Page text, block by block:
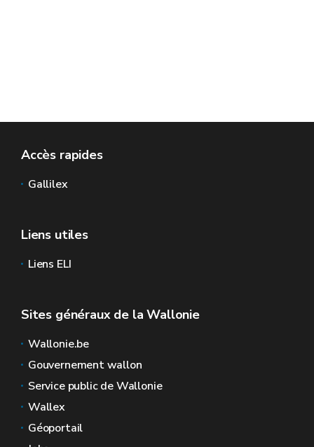
Accès rapides
Gallilex
Liens utiles
Liens ELI
Sites généraux de la Wallonie
Wallonie.be
Gouvernement wallon
Service public de Wallonie
Wallex
Géoportail